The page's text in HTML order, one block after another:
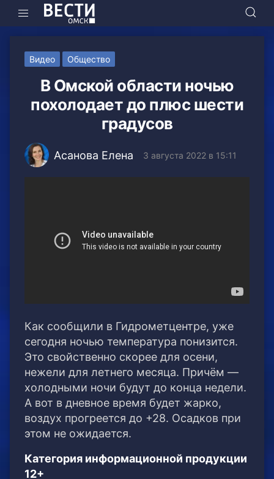
Видео Общество
В Омской области ночью
похолодает до плюс шести
градусов
Асанова Елена 3 августа 2022 в 15:11
Как сообщили в Гидрометцентре, уже
сегодня ночью температура понизится.
Это свойственно скорее для осени,
нежели для летнего месяца. Причём —
холодными ночи будут до конца недели.
А вот в дневное время будет жарко,
воздух прогреется до +28. Осадков при
этом не ожидается.
Категория информационной продукции
12+